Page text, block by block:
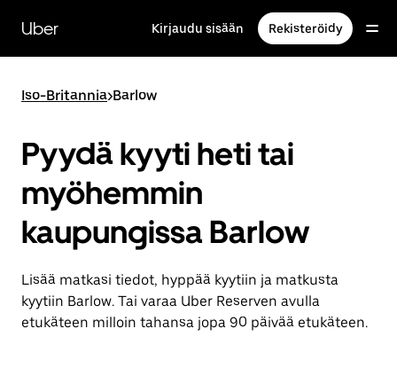
siirry
pääsisältöön
Uber Kirjaudu sisään Rekisteröidy
Iso-Britannia>Barlow
Pyydä kyyti heti tai
myöhemmin
kaupungissa Barlow
Lisää matkasi tiedot, hyppää kyytiin ja matkusta
kyytiin Barlow. Tai varaa Uber Reserven avulla
etukäteen milloin tahansa jopa 90 päivää etukäteen.